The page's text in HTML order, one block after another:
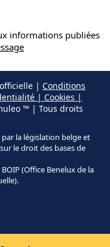
informations publiées
| Conditions
| Cookies |
™ | Tous droits
la législation belge et
le droit des bases de
(Office Benelux de la